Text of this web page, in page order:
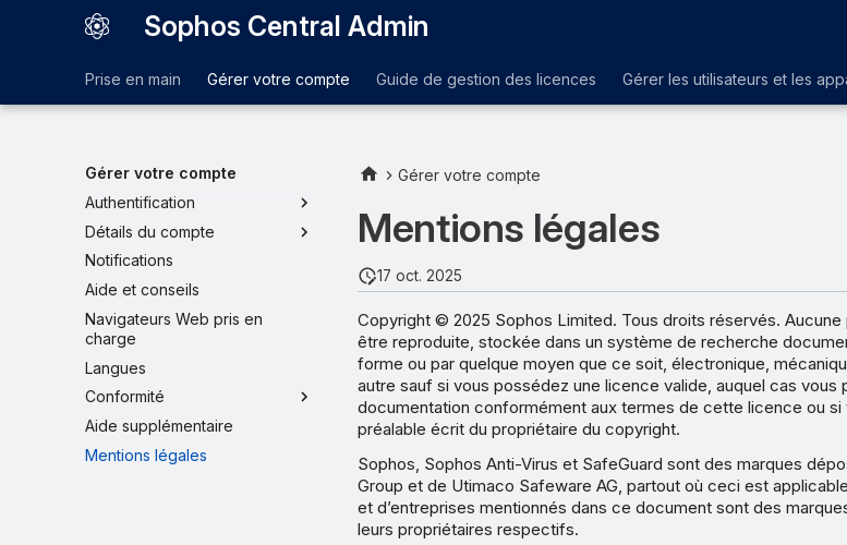
Sophos Central Admin
Prise en main Gérer votre compte Guide de gestion des licences Gérer les utilisateurs et les
Gérer votre compte
Authentification
Détails du compte
Notifications
Aide et conseils
Navigateurs Web pris en
charge
Langues
Conformité
Aide supplémentaire
Mentions légales
Gérer votre compte
Mentions légales
17 oct. 2025
Copyright © 2025 Sophos Limited. Tous droits réservés.
être reproduite, stockée dans un système de recherche
forme ou par quelque moyen que ce soit, électronique,
autre sauf si vous possédez une licence valide, auquel cas vous
documentation conformément aux termes de cette licence ou
préalable écrit du propriétaire du copyright.
Sophos, Sophos Anti-Virus et SafeGuard sont des marques
Group et de Utimaco Safeware AG, partout où ceci est
et d’entreprises mentionnés dans ce document sont des
leurs propriétaires respectifs.